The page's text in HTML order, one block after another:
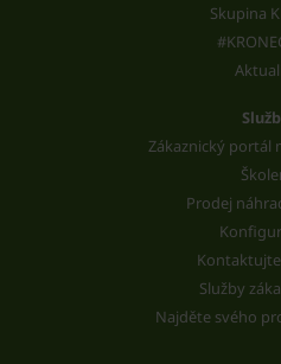
Skupina
Zákaznický portál
Prodej
Kontaktujte
Služby
Najděte svého